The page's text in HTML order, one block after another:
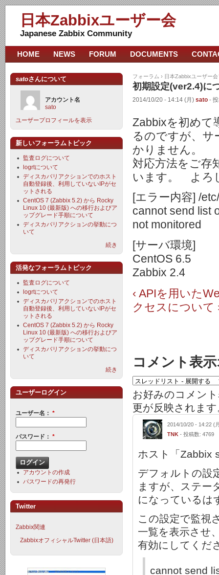
日本Zabbixユーザー会
Japanese Zabbix Community
フォーラム › 日本Zabbixユーザー
初期設定(ver2.4)に
2014/10/20 - 14:14 (月) sato -
Zabbixを初めて
るのですが、サ
かりません。
対応方法をご存
います。 よろ
[エラー内容] /
cannot send list
not monitored
[サーバ環境]
CentOS 6.5
Zabbix 2.4
‹ APIを用いた
クセスについて
コメント表
お好みのコメン
更が反映されます
2014/10/20 - 14:22 (
TNK - 投稿数: 4769
ホスト「Zabbix
デフォルトの設
ますが、ステー
になっているは
この設定で監視
一覧を表示させ
有効にしてくだ
cannot send
HOME NEWS FORUM DOCUMENTS
satoさんについて
アカウント名
sato
ユーザープロフィールを表示
新しいフォーラムトピック
監査ログについて
logrtについて
ディスカバリアクションでのホスト
自動登録後、利用していないIPがセ
ットされる
CentOS 7 (Zabbix 5.2) から Rocky
Linux 10 (最新版) への移行およびア
ップグレード手順について
ディスカバリアクションの挙動につ
いて
続き
活発なフォーラムトピック
監査ログについて
logrtについて
ディスカバリアクションでのホスト
自動登録後、利用していないIPがセ
ットされる
CentOS 7 (Zabbix 5.2) から Rocky
Linux 10 (最新版) への移行およびア
ップグレード手順について
ディスカバリアクションの挙動につ
いて
続き
ユーザーログイン
ユーザー名： *
パスワード： *
アカウントの作成
パスワードの再発行
Twitter
Zabbix関連
ZabbixオフィシャルTwitter (日本語)